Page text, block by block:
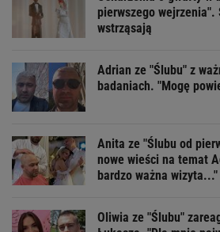
pierwszego wejrzenia".
wstrząsają
Adrian ze "Ślubu" z
badaniach. "Mogę
Anita ze "Ślubu od
nowe wieści na temat
bardzo ważna wizyta..."
Oliwia ze "Ślubu"